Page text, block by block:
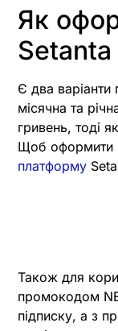
Як
Є два варіанти
місячна та
гривень, тоді
Щоб оформити
платформу
Також для
промокодом
підписку, а з